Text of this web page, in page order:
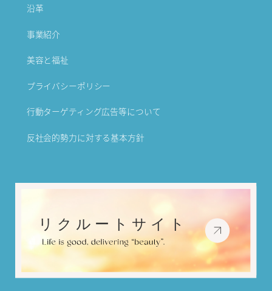
沿革
事業紹介
美容と福祉
プライバシーポリシー
行動ターゲティング広告等について
反社会的勢力に対する基本方針